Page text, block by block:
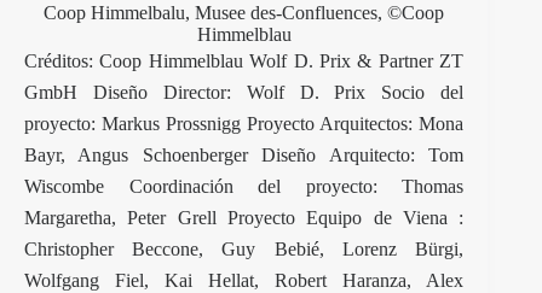
Coop Himmelbalu, Musee des-Confluences, ©Coop
Himmelblau
Créditos: Coop Himmelblau Wolf D. Prix & Partner ZT
GmbH Diseño Director: Wolf D. Prix Socio del
proyecto: Markus Prossnigg Proyecto Arquitectos: Mona
Bayr, Angus Schoenberger Diseño Arquitecto: Tom
Wiscombe Coordinación del proyecto: Thomas
Margaretha, Peter Grell Proyecto Equipo de Viena :
Christopher Beccone, Guy Bebié, Lorenz Bürgi,
Wolfgang Fiel, Kai Hellat, Robert Haranza, Alex